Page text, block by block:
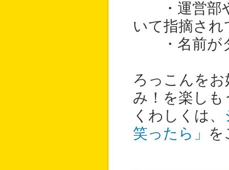
・運営部や
いて指摘さ
・名前が
ろっこんを
み！を楽しも
くわしくは、
笑ったら」 を